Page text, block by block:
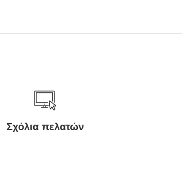
Σχόλια πελατών